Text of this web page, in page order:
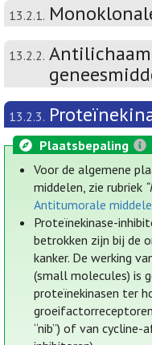
13.2.1.
13.2.2.
13.2.3.
Plaatsbepaling
Voor de algemene
middelen, zie rubriek
Antitumorale
Proteïnekinase-
betrokken zijn bij de
kanker. De werking
(small molecules) is
proteïnekinasen ter
“nib”) of van cycline-